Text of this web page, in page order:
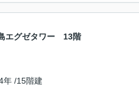
エグゼタワー 13階
年 /15階建